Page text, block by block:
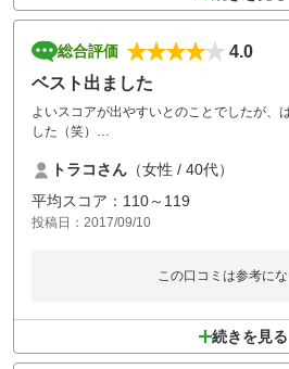
総合評価
4.0
ベスト出ました
よいスコアが出やすいとのことでしたが、
した（笑）
まわれました。
ホールインワンは出なかったけど、パー３
した。
相方はボールをたーくさん失くしてましたが
トラコさん （女性 / 40代）
平均スコア：110～119
投稿日：2017/09/10
この口コミは参考に
続きを見る